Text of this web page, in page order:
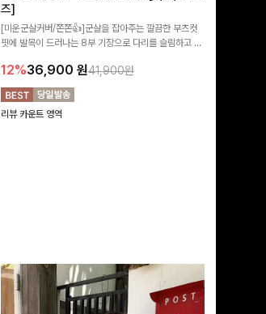
즈]
[미운군살커버/쫀쫀👍]군살을 잡아주는 깔끔한 부츠컷
핏에 발목이 드러나는 8부 기장으로 다리를 슬림하고 길
요~!
12%36,900 원41,900원
리뷰 카운트 영역